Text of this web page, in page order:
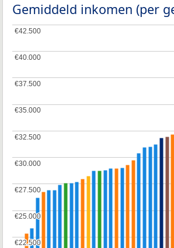
Gemiddeld inkomen (per
€22.500
€22.500
€25.000
€25.000
€27.500
€27.500
€30.000
€30.000
€32.500
€32.500
€35.000
€35.000
€37.500
€37.500
€40.000
€40.000
€42.500
€42.500